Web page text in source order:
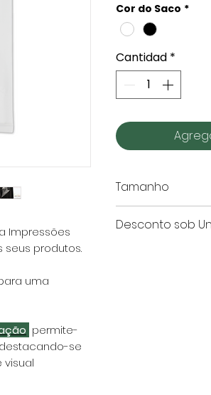
Impressões
produtos.
uma
permite-
se
Cor do Saco *
Cantidad *
Tamanho
Desconto sob